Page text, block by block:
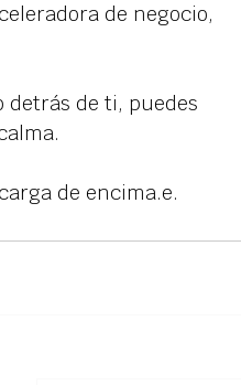
de negocio,
detrás de ti, puedes
de encima.e.